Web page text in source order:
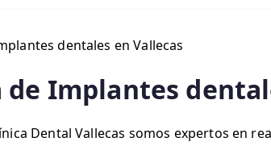
de Implantes
Dental Vallecas somos expertos en